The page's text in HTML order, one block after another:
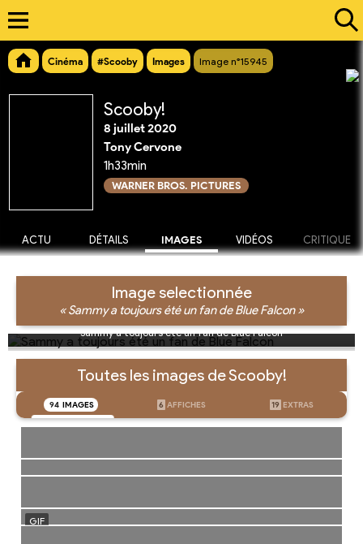
Cinéma #Scooby Images Image n°15945
Scooby!
8 juillet 2020
Tony Cervone
1h33min
WARNER BROS. PICTURES
ACTU DÉTAILS IMAGES VIDÉOS CRITIQUE
Image selectionnée
« Sammy a toujours été un fan de Blue Falcon »
Sammy a toujours été un fan de Blue Falcon
Toutes les images de Scooby!
94 IMAGES 6 AFFICHES 19 EXTRAS